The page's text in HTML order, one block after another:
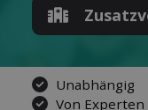
Unabhängig
Von